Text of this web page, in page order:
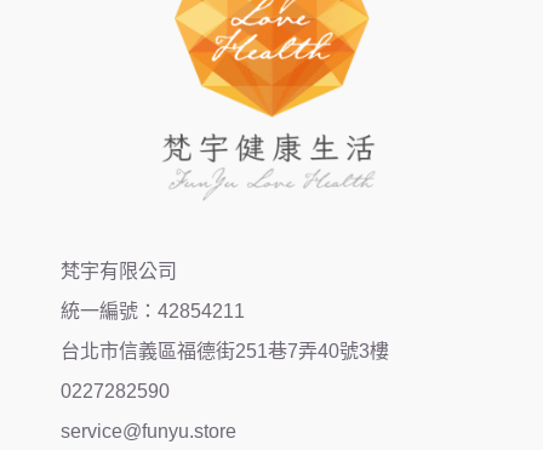
梵宇有限公司
統一編號：42854211
台北市信義區福德街251巷7弄40號3樓
0227282590
service@funyu.store